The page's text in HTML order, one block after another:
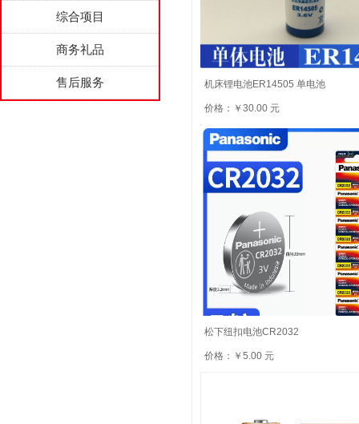
综合项目
商务礼品
售后服务 机床锂电池ER14505 单电池
价格：￥30.00 元
松下纽扣电池CR2032
价格：￥5.00 元